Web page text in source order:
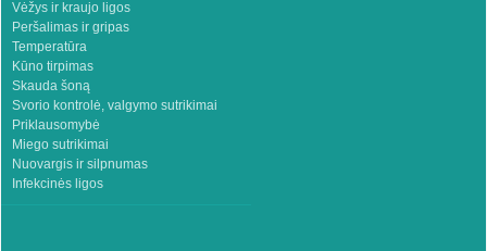
Vėžys ir kraujo ligos
Peršalimas ir gripas
Temperatūra
Kūno tirpimas
Skauda šoną
Svorio kontrolė, valgymo sutrikimai
Priklausomybė
Miego sutrikimai
Nuovargis ir silpnumas
Infekcinės ligos